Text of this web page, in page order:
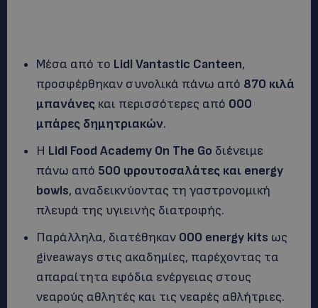
Μέσα από το Lidl Vantastic Canteen,
προσφέρθηκαν συνολικά πάνω από 870 κιλά
μπανάνες και περισσότερες από 000
μπάρες δημητριακών.
Η Lidl Food Academy On The Go διένειμε
πάνω από 500 φρουτοσαλάτες και energy
bowls, αναδεικνύοντας τη γαστρονομική
πλευρά της υγιεινής διατροφής.
Παράλληλα, διατέθηκαν 000 energy kits ως
giveaways στις ακαδημίες, παρέχοντας τα
απαραίτητα εφόδια ενέργειας στους
νεαρούς αθλητές και τις νεαρές αθλήτριες.